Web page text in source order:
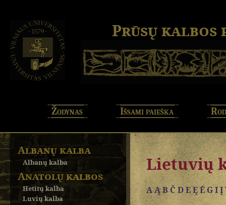
Prūsų kalbos
Žodynas Išsami paieška
Albanų kalba
Albanų kalba
Anatolų kalbos
Hetitų kalba
Luvių kalba
Lietuvių
A ĄBČDE Ę ĖGI Į